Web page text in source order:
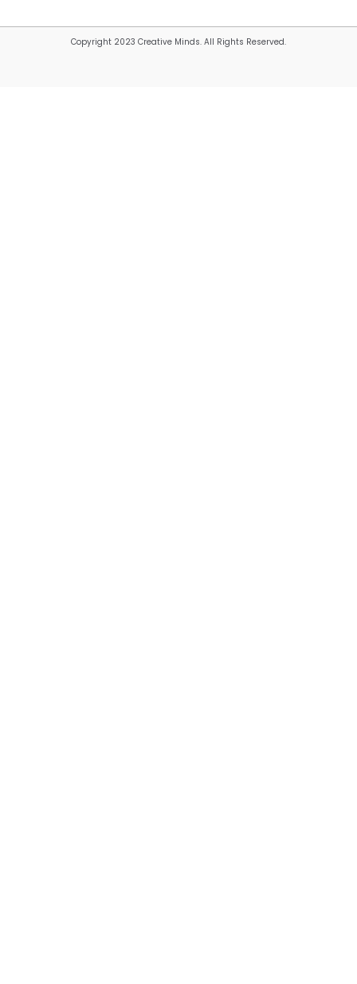
Copyright 2023 Creative Minds. All Rights Reserved.